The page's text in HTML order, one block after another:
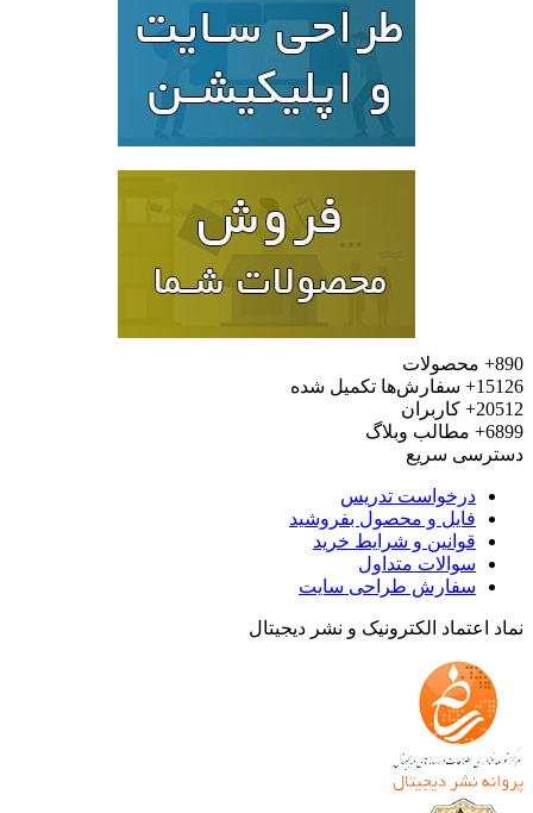
محصولات
سفارش‌ها تکمیل شده
کاربران
مطالب وبلاگ
سریع
درخواست تدریس
فایل و محصول بفروشید
قوانین و شرایط خرید
سوالات متداول
سفارش طراحی سایت
اعتماد الکترونیک و نشر دیجیتال